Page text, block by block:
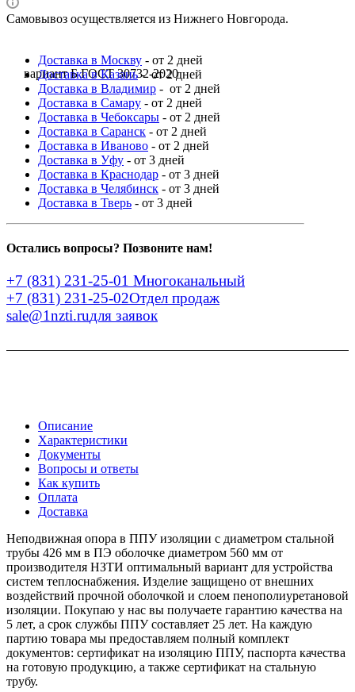
вариант Б ГОСТ 30732-2020
Самовывоз осуществляется из Нижнего Новгорода.
Доставка в Москву - от 2 дней
Доставка в Казань- от 2 дней
Доставка в Владимир - от 2 дней
Доставка в Самару - от 2 дней
Доставка в Чебоксары - от 2 дней
Доставка в Саранск - от 2 дней
Доставка в Иваново - от 2 дней
Доставка в Уфу - от 3 дней
Доставка в Краснодар - от 3 дней
Доставка в Челябинск - от 3 дней
Доставка в Тверь - от 3 дней
Остались вопросы? Позвоните нам!
+7 (831) 231-25-01 Многоканальный
+7 (831) 231-25-02Отдел продаж
sale@1nzti.ruдля заявок
Описание
Характеристики
Документы
Вопросы и ответы
Как купить
Оплата
Доставка
Неподвижная опора в ППУ изоляции с диаметром стальной
трубы 426 мм в ПЭ оболочке диаметром 560 мм от
производителя НЗТИ оптимальный вариант для устройства
систем теплоснабжения. Изделие защищено от внешних
воздействий прочной оболочкой и слоем пенополиуретановой
изоляции. Покупаю у нас вы получаете гарантию качества на
5 лет, а срок службы ППУ составляет 25 лет. На каждую
партию товара мы предоставляем полный комплект
документов: сертификат на изоляцию ППУ, паспорта качества
на готовую продукцию, а также сертификат на стальную
трубу.